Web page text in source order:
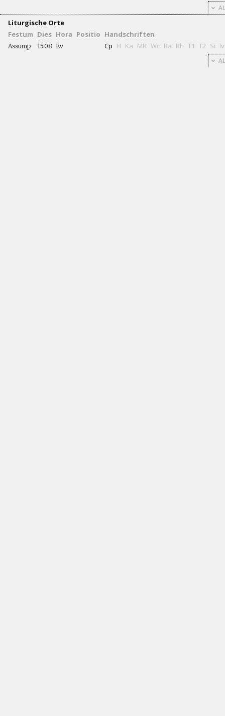
Liturgische Orte
Festum Dies Hora Positio Handschriften
Assump 15.08 Ev Cp H Ka MR Wc Ba Rh T1 T2 Si Iv